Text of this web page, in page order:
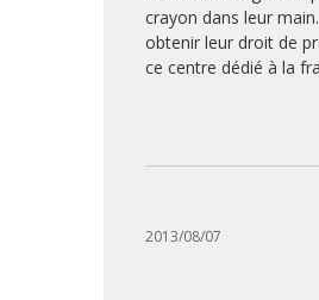
crayon dans leur
obtenir leur droit de
ce centre dédié à la
2013/08/07